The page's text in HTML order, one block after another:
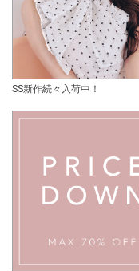
SS新作続々入荷中！